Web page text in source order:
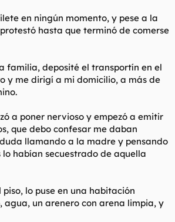
en ningún momento, y pese a la
hasta que terminó de comerse
familia, deposité el transportín en el
y me dirigí a mi domicilio, a más de
a poner nervioso y empezó a emitir
que debo confesar me daban
llamando a la madre y pensando
lo habían secuestrado de aquella
lo puse en una habitación
agua, un arenero con arena limpia, y